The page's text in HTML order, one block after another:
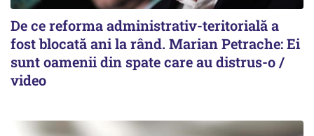
De ce reforma administrativ-teritorială a
fost blocată ani la rând. Marian Petrache: Ei
sunt oamenii din spate care au distrus-o /
video